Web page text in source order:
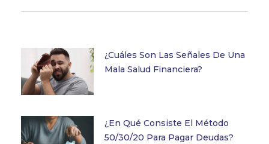
¿Cuáles Son Las Señales De Una
Mala Salud Financiera?
¿En Qué Consiste El Método
50/30/20 Para Pagar Deudas?